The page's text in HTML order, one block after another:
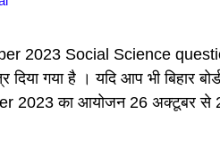
2023 Social Science question
गया है । यदि आप भी बिहार
2023 का आयोजन 26 अक्टूबर से